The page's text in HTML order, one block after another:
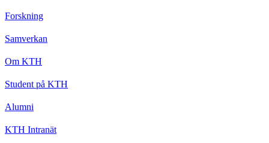
Forskning
Samverkan
Om KTH
Student på KTH
Alumni
KTH Intranät